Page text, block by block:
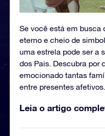
Se você está em busca
eterno e cheio de
uma estrela pode ser a
dos Pais. Descubra por
emocionado tantas
entre presentes afetivos.
Leia o artigo